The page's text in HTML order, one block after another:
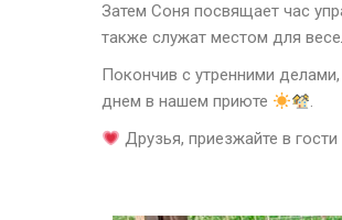
Затем Соня посвящает час
также служат местом для
Покончив с утренними
днем в нашем приюте
.
Друзья, приезжайте в